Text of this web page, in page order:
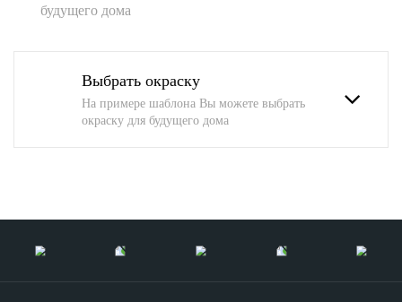
будущего дома
Выбрать окраску
На примере шаблона Вы можете выбрать
окраску для будущего дома